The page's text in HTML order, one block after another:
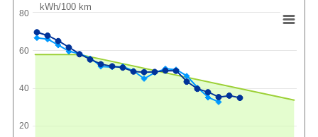
kWh/100 km
20
40
60
80